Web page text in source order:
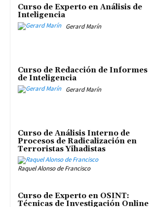
Curso de Experto en Análisis de
Inteligencia
Gerard Marín
Curso de Redacción de Informes
de Inteligencia
Gerard Marín
Curso de Análisis Interno de
Procesos de Radicalización en
Terroristas Yihadistas
Raquel Alonso de Francisco
Curso de Experto en OSINT:
Técnicas de Investigación Online